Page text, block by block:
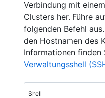
Verbindung mit
Clusters her. Führe
folgenden Befehl
den Hostnamen des
Informationen finden
Verwaltungsshell
Shell